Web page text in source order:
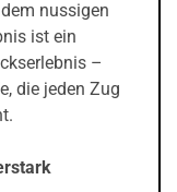
nussigen
ist ein
–
die jeden Zug